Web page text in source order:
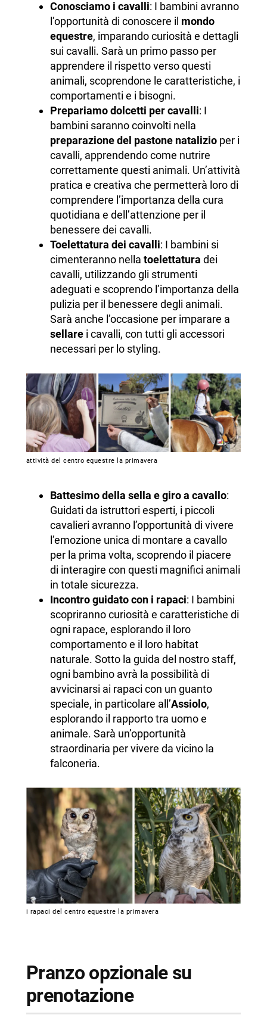
Conosciamo i cavalli: I bambini avranno
l’opportunità di conoscere il mondo
equestre, imparando curiosità e dettagli
sui cavalli. Sarà un primo passo per
apprendere il rispetto verso questi
animali, scoprendone le caratteristiche, i
comportamenti e i bisogni.
Prepariamo dolcetti per cavalli: I
bambini saranno coinvolti nella
preparazione del pastone natalizioper i
cavalli, apprendendo come nutrire
correttamente questi animali. Un’attività
pratica e creativa che permetterà loro di
comprendere l’importanza della cura
quotidiana e dell’attenzione per il
benessere dei cavalli.
Toelettatura dei cavalli: I bambini si
cimenteranno nella toelettatura dei
cavalli, utilizzando gli strumenti
adeguati e scoprendo l’importanza della
pulizia per il benessere degli animali.
Sarà anche l’occasione per imparare a
sellarei cavalli, con tutti gli accessori
necessari per lo styling.
attività del centro equestre la primavera
Battesimo della sella e giro a cavallo:
Guidati da istruttori esperti, i piccoli
cavalieri avranno l’opportunità di vivere
l’emozione unica di montare a cavallo
per la prima volta, scoprendo il piacere
di interagire con questi magnifici animali
in totale sicurezza.
Incontro guidato con i rapaci: I bambini
scopriranno curiosità e caratteristiche di
ogni rapace, esplorando il loro
comportamento e il loro habitat
naturale. Sotto la guida del nostro staff,
ogni bambino avrà la possibilità di
avvicinarsi ai rapaci con un guanto
speciale, in particolare all’Assiolo,
esplorando il rapporto tra uomo e
animale. Sarà un’opportunità
straordinaria per vivere da vicino la
falconeria.
i rapaci del centro equestre la primavera
Pranzo opzionale su
prenotazione